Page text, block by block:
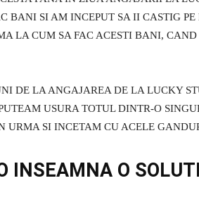
BANI SI AM INCEPUT SA II CASTIG
LA CUM SA FAC ACESTI BANI,
DE LA ANGAJAREA DE LA LUCKY
USURA TOTUL DINTR-O
URMA SI INCETAM CU ACELE
INSEAMNA O